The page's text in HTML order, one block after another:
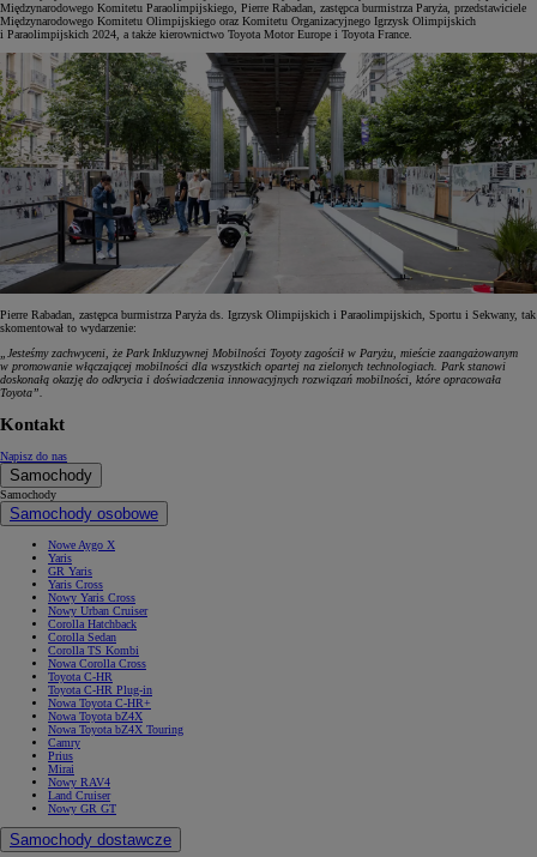
Międzynarodowego Komitetu Paraolimpijskiego, Pierre Rabadan, zastępca burmistrza Paryża, przedstawiciele
Międzynarodowego Komitetu Olimpijskiego oraz Komitetu Organizacyjnego Igrzysk Olimpijskich
i Paraolimpijskich 2024, a także kierownictwo Toyota Motor Europe i Toyota France.
Pierre Rabadan, zastępca burmistrza Paryża ds. Igrzysk Olimpijskich i Paraolimpijskich, Sportu i Sekwany, tak
skomentował to wydarzenie:
„Jesteśmy zachwyceni, że Park Inkluzywnej Mobilności Toyoty zagościł w Paryżu, mieście zaangażowanym
w promowanie włączającej mobilności dla wszystkich opartej na zielonych technologiach. Park stanowi
doskonałą okazję do odkrycia i doświadczenia innowacyjnych rozwiązań mobilności, które opracowała
Toyota”.
Kontakt
Napisz do nas
Samochody
Samochody
Samochody osobowe
Nowe Aygo X
Yaris
GR Yaris
Yaris Cross
Nowy Yaris Cross
Nowy Urban Cruiser
Corolla Hatchback
Corolla Sedan
Corolla TS Kombi
Nowa Corolla Cross
Toyota C-HR
Toyota C-HR Plug-in
Nowa Toyota C-HR+
Nowa Toyota bZ4X
Nowa Toyota bZ4X Touring
Camry
Prius
Mirai
Nowy RAV4
Land Cruiser
Nowy GR GT
Samochody dostawcze